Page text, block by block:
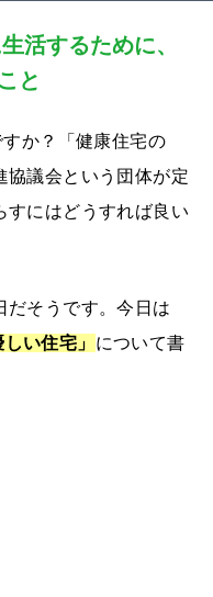
活するために、
と
か？「健康住宅の
協議会という団体が定
すにはどうすれば良い
だそうです。今日は
い住宅」 について書